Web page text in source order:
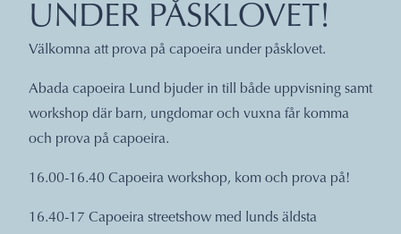
UNDER PÅSKLOVET!
Välkomna att prova på capoeira under påsklovet.
Abada capoeira Lund bjuder in till både uppvisning samt
workshop där barn, ungdomar och vuxna får komma
och prova på capoeira.
16.00-16.40 Capoeira workshop, kom och prova på!
16.40-17 Capoeira streetshow med lunds äldsta